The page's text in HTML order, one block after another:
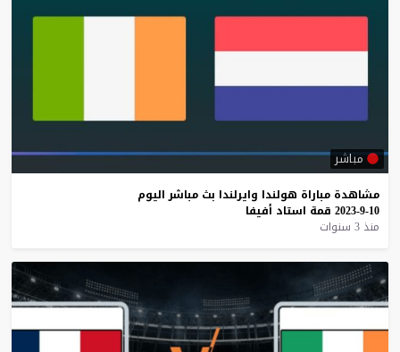
مباشر
مشاهدة مباراة هولندا وايرلندا بث مباشر اليوم
10-9-2023
قمة استاد أفيفا
منذ 3 سنوات